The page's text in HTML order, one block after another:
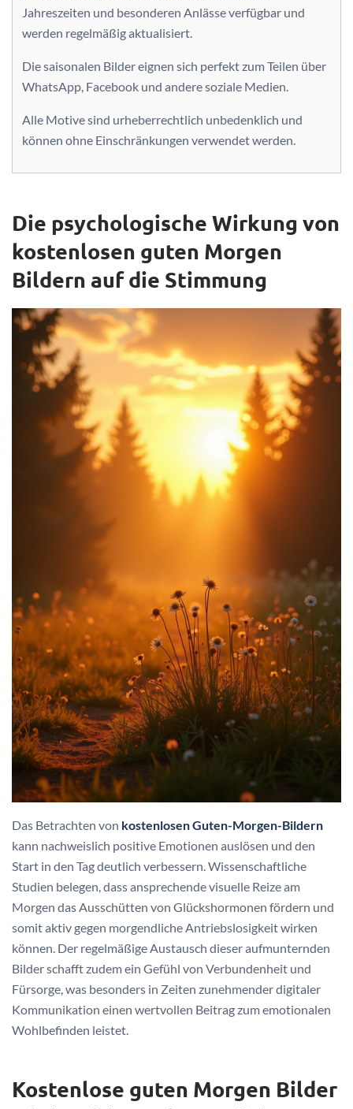
Jahreszeiten und besonderen Anlässe verfügbar und
werden regelmäßig aktualisiert.
Die saisonalen Bilder eignen sich perfekt zum Teilen über
WhatsApp, Facebook und andere soziale Medien.
Alle Motive sind urheberrechtlich unbedenklich und
können ohne Einschränkungen verwendet werden.
Die psychologische Wirkung von
kostenlosen guten Morgen
Bildern auf die Stimmung
Das Betrachten von kostenlosen Guten-Morgen-Bildern
kann nachweislich positive Emotionen auslösen und den
Start in den Tag deutlich verbessern. Wissenschaftliche
Studien belegen, dass ansprechende visuelle Reize am
Morgen das Ausschütten von Glückshormonen fördern und
somit aktiv gegen morgendliche Antriebslosigkeit wirken
können. Der regelmäßige Austausch dieser aufmunternden
Bilder schafft zudem ein Gefühl von Verbundenheit und
Fürsorge, was besonders in Zeiten zunehmender digitaler
Kommunikation einen wertvollen Beitrag zum emotionalen
Wohlbefinden leistet.
Kostenlose guten Morgen Bilder